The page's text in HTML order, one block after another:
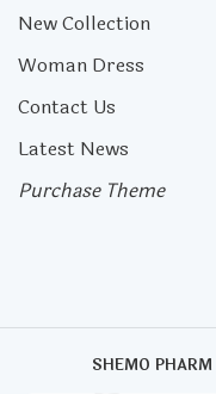
New Collection
Woman Dress
Contact Us
Latest News
Purchase Theme
SHEMO PHARM